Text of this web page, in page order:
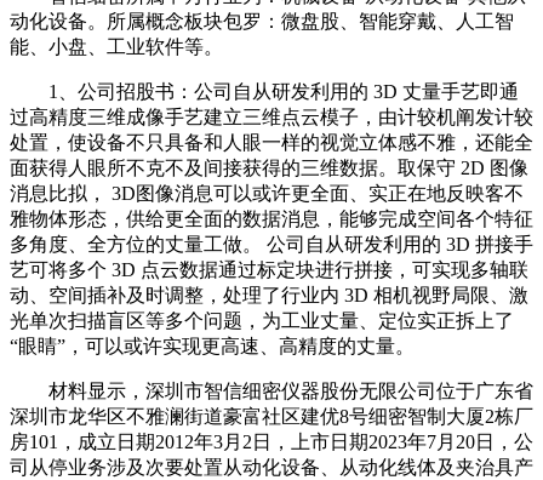
动化设备。所属概念板块包罗：微盘股、智能穿戴、人工智
能、小盘、工业软件等。
1、公司招股书：公司自从研发利用的 3D 丈量手艺即通
过高精度三维成像手艺建立三维点云模子，由计较机阐发计较
处置，使设备不只具备和人眼一样的视觉立体感不雅，还能全
面获得人眼所不克不及间接获得的三维数据。取保守 2D 图像
消息比拟， 3D图像消息可以或许更全面、实正在地反映客不
雅物体形态，供给更全面的数据消息，能够完成空间各个特征
多角度、全方位的丈量工做。 公司自从研发利用的 3D 拼接手
艺可将多个 3D 点云数据通过标定块进行拼接，可实现多轴联
动、空间插补及时调整，处理了行业内 3D 相机视野局限、激
光单次扫描盲区等多个问题，为工业丈量、定位实正拆上了
“眼睛”，可以或许实现更高速、高精度的丈量。
材料显示，深圳市智信细密仪器股份无限公司位于广东省
深圳市龙华区不雅澜街道豪富社区建优8号细密智制大厦2栋厂
房101，成立日期2012年3月2日，上市日期2023年7月20日，公
司从停业务涉及次要处置从动化设备、从动化线体及夹治具产